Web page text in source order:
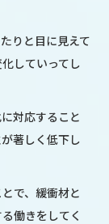
りと目に見えて
していってし
対応すること
著しく低下し
で、緩衝材と
働きをしてく